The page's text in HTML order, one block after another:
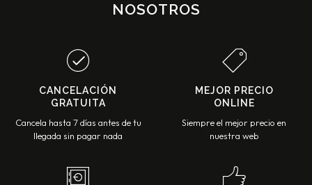
NOSOTROS
CANCELACIÓN
GRATUITA
Cancela hasta 7 días antes de tu
llegada sin pagar nada
MEJOR PRECIO
ONLINE
Siempre el mejor precio en
nuestra web